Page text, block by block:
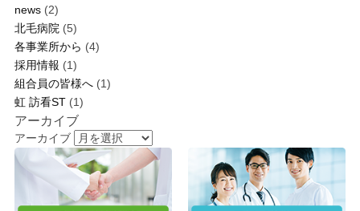
news(2)
北毛病院 (5)
各事業所から (4)
採用情報 (1)
組合員の皆様へ(1)
虹 訪看ST(1)
アーカイブ
アーカイブ